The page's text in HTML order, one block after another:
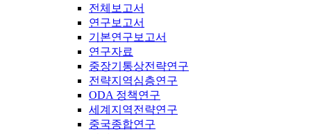
전체보고서
연구보고서
기본연구보고서
연구자료
중장기통상전략연구
전략지역심층연구
ODA 정책연구
세계지역전략연구
중국종합연구